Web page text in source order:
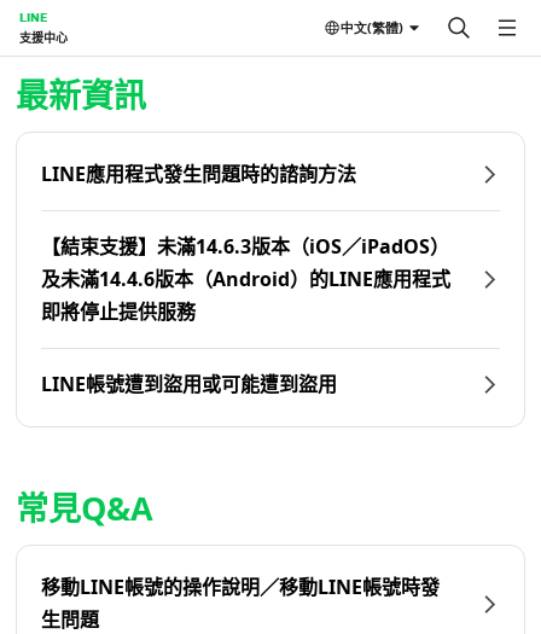
LINE
支援中心
中文(繁體)
首頁 | LINE支援中心
最新資訊
LINE應用程式發生問題時的諮詢方法
【結束支援】未滿14.6.3版本（iOS／iPadOS）
及未滿14.4.6版本（Android）的LINE應用程式
即將停止提供服務
LINE帳號遭到盜用或可能遭到盜用
常見Q&A
移動LINE帳號的操作說明／移動LINE帳號時發
生問題